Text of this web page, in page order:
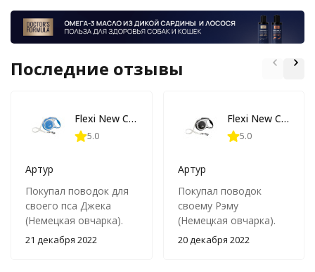
Последние отзывы
Flexi New Comfort tape L поводок-рулетка для собак, голубая 8 м, до 50 кг
5.0
Артур
Покупал поводок для
своего пса Джека
(Немецкая овчарка).
Качеством поводка
остался доволен.
21 декабря 2022
Flexi New Comfort tape L поводок-рулетка для собак, черная 5 м, до 60 кг
5.0
Артур
Покупал поводок
своему Рэму
(Немецкая овчарка).
Отличный поводок. Не
клинит при размотке и
20 декабря 2022